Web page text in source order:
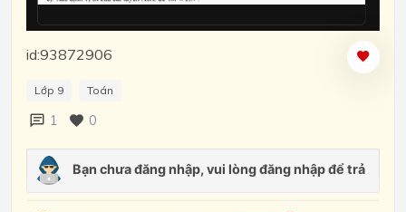
id:93872906
Lớp 9 Toán
1 0